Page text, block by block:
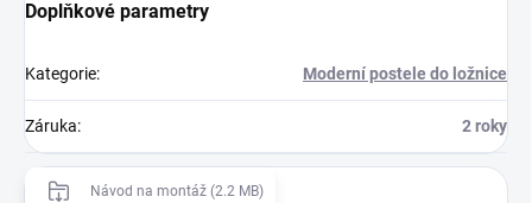
Doplňkové parametry
Kategorie: Moderní postele do ložnice
Záruka: 2 roky
Návod na montáž (2.2 MB)